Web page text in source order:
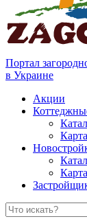
Портал
в Украине
Акции